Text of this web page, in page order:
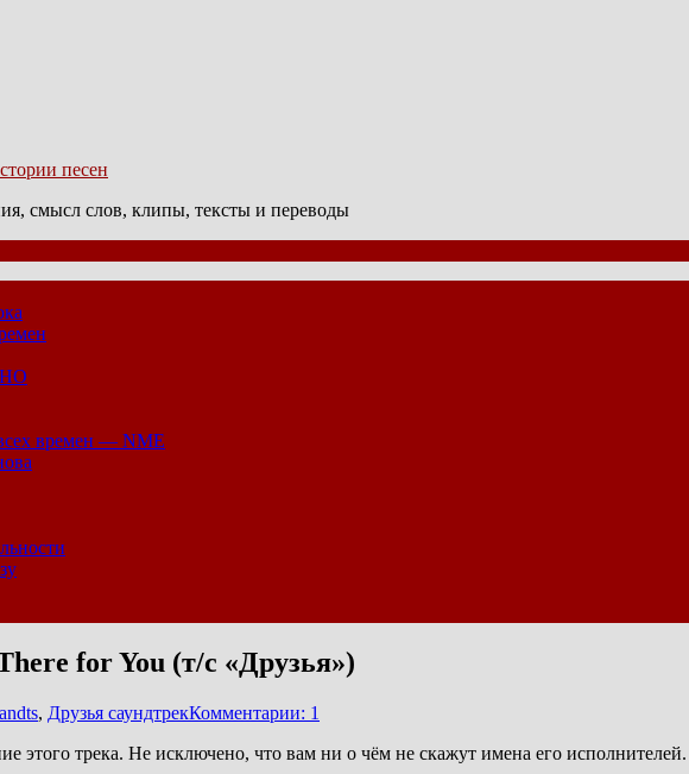
песен
смысл слов, клипы, тексты и переводы
времен — NME
for You (т/с «Друзья»)
, Друзья саундтрекКомментарии: 1
этого трека. Не исключено, что вам ни о чём не скажут имена его